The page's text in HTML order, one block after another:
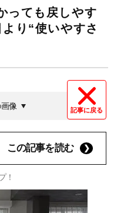
っても戻しやす
り“使いやすさ
記事に戻る
像
この記事を読む
！